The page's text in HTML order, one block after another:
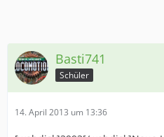
Basti741
Schüler
14. April 2013 um 13:36